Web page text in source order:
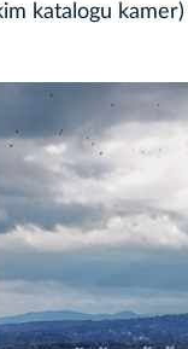
katalogu kamer)